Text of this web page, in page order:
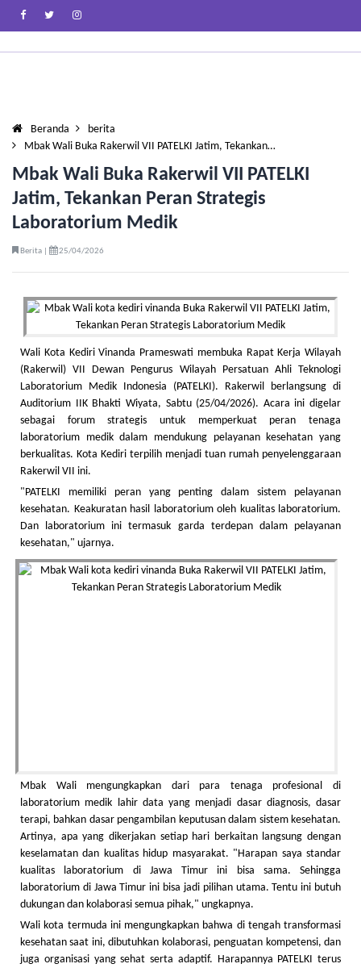
Beranda
berita
Mbak Wali Buka Rakerwil VII PATELKI Jatim, Tekankan…
Mbak Wali Buka Rakerwil VII PATELKI
Jatim, Tekankan Peran Strategis
Laboratorium Medik
Berita | 25/04/2026
Wali Kota Kediri Vinanda Prameswati membuka Rapat Kerja Wilayah
(Rakerwil) VII Dewan Pengurus Wilayah Persatuan Ahli Teknologi
Laboratorium Medik Indonesia (PATELKI). Rakerwil berlangsung di
Auditorium IIK Bhakti Wiyata, Sabtu (25/04/2026). Acara ini digelar
sebagai forum strategis untuk memperkuat peran tenaga
laboratorium medik dalam mendukung pelayanan kesehatan yang
berkualitas. Kota Kediri terpilih menjadi tuan rumah penyelenggaraan
Rakerwil VII ini.
"PATELKI memiliki peran yang penting dalam sistem pelayanan
kesehatan. Keakuratan hasil laboratorium oleh kualitas laboratorium.
Dan laboratorium ini termasuk garda terdepan dalam pelayanan
kesehatan," ujarnya.
Mbak Wali mengungkapkan dari para tenaga profesional di
laboratorium medik lahir data yang menjadi dasar diagnosis, dasar
terapi, bahkan dasar pengambilan keputusan dalam sistem kesehatan.
Artinya, apa yang dikerjakan setiap hari berkaitan langsung dengan
keselamatan dan kualitas hidup masyarakat. "Harapan saya standar
kualitas laboratorium di Jawa Timur ini bisa sama. Sehingga
laboratorium di Jawa Timur ini bisa jadi pilihan utama. Tentu ini butuh
dukungan dan kolaborasi semua pihak," ungkapnya.
Wali kota termuda ini mengungkapkan bahwa di tengah transformasi
kesehatan saat ini, dibutuhkan kolaborasi, penguatan kompetensi, dan
juga organisasi yang sehat serta adaptif. Harapannya PATELKI terus